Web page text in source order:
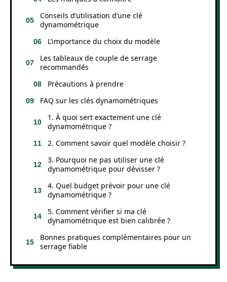
Conseils d’utilisation d’une clé
dynamométrique
L’importance du choix du modèle
Les tableaux de couple de serrage
recommandés
Précautions à prendre
FAQ sur les clés dynamométriques
1. À quoi sert exactement une clé
dynamométrique ?
2. Comment savoir quel modèle choisir ?
3. Pourquoi ne pas utiliser une clé
dynamométrique pour dévisser ?
4. Quel budget prévoir pour une clé
dynamométrique ?
5. Comment vérifier si ma clé
dynamométrique est bien calibrée ?
Bonnes pratiques complémentaires pour un
serrage fiable